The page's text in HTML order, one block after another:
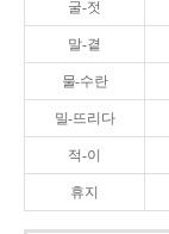
굴-젓
말-곁
물-수란
밀-뜨리다
적-이
휴지